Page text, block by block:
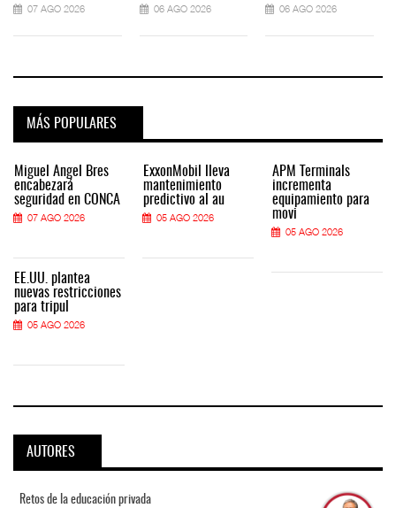
07 AGO 2026 06 AGO 2026 06 AGO 2026
MÁS POPULARES
Miguel Ángel Bres
encabezará
seguridad en CONCA
07 AGO 2026
EE.UU. plantea
nuevas restricciones
para tripul
05 AGO 2026
ExxonMobil lleva
mantenimiento
predictivo al au
05 AGO 2026
APM Terminals
incrementa
equipamiento para
movi
05 AGO 2026
AUTORES
Retos de la educación privada